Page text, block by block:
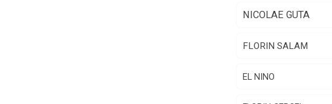
NICOLAE GUTA
FLORIN SALAM
EL NINO